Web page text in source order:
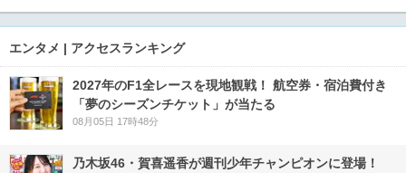
エンタメ | アクセスランキング
2027年のF1全レースを現地観戦！ 航空券・宿泊費付き
「夢のシーズンチケット」が当たる
08月05日 17時48分
乃木坂46・賀喜遥香が週刊少年チャンピオンに登場！